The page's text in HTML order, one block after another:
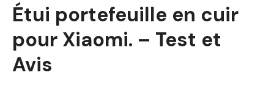
Étui portefeuille en cuir
pour Xiaomi. – Test et
Avis